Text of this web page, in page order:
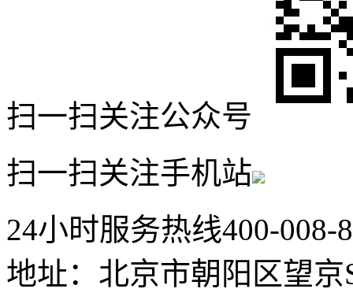
扫一扫关注公众号
扫一扫关注手机站
24小时服务热线400-008-
地址：北京市朝阳区望京